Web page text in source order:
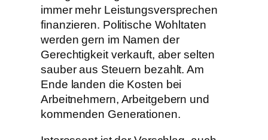
immer mehr Leistungsversprechen
finanzieren. Politische Wohltaten
werden gern im Namen der
Gerechtigkeit verkauft, aber selten
sauber aus Steuern bezahlt. Am
Ende landen die Kosten bei
Arbeitnehmern, Arbeitgebern und
kommenden Generationen.